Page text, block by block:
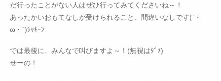
だ行ったことがない人はぜひ行ってみてくださいね～！
あったかいおもてなしが受けられること、間違いなしです(`・
ω・´)ｼｬｷｰﾝ
では最後に、みんなで叫びますよ～！(無視はﾀﾞﾒ)
せーの！